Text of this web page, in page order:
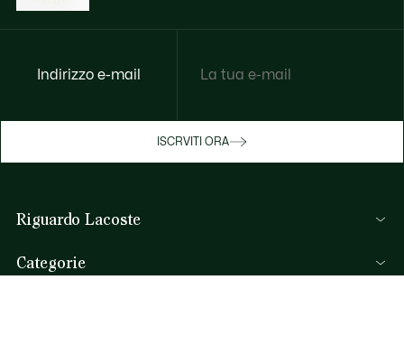
Indirizzo e-mail
ISCRVITI ORA
Riguardo Lacoste
Il Gruppo Lacoste
Categorie
Godi di benefici esclusivi ora